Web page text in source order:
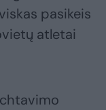
pasikeis
atletai